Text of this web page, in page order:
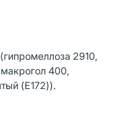
2910,
макрогол 400,
(E172)).